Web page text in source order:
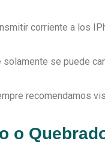
corriente a los
solamente se puede
recomendamos
o